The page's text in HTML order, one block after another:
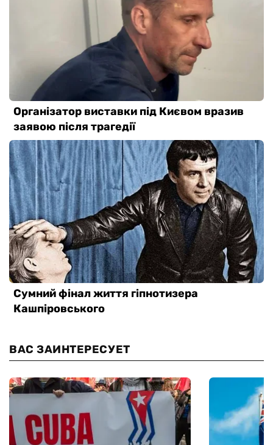
ВАС ЗАИНТЕРЕСУЕТ